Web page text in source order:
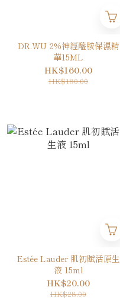
DR.WU 2%神經醯胺保濕精
華15ML
HK$160.00
HK$180.00
Estée Lauder 肌初賦活原生
液 15ml
HK$20.00
HK$28.00